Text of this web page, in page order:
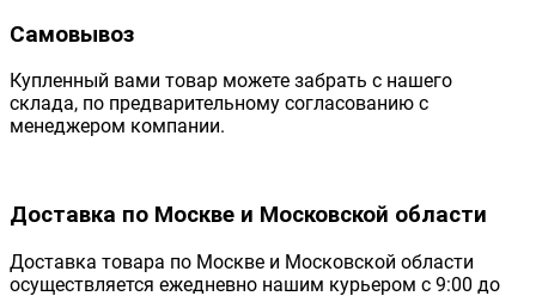
Самовывоз
Купленный вами товар можете забрать с нашего
склада, по предварительному согласованию с
менеджером компании.
Доставка по Москве и Московской области
Доставка товара по Москве и Московской области
осуществляется ежедневно нашим курьером с 9:00 до